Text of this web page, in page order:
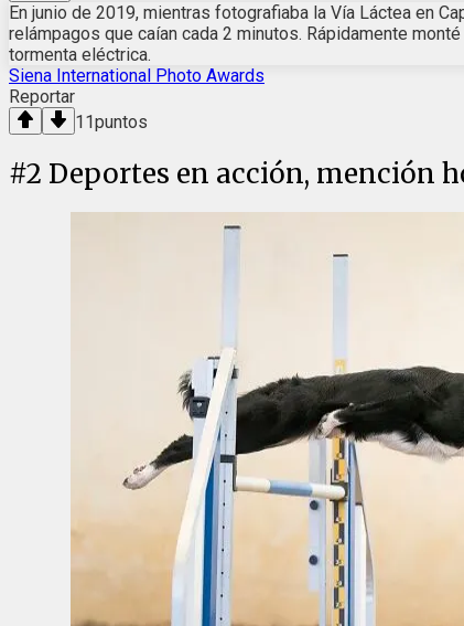
En junio de 2019, mientras fotografiaba la Vía Láctea en
relámpagos que caían cada 2 minutos. Rápidamente
tormenta eléctrica.
Siena International Photo Awards
Reportar
11puntos
#2 Deportes en acción, mención